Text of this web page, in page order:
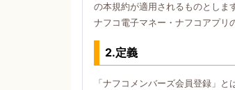
の本規約が適用されるものとしま
ナフコ電子マネー・ナフコアプリ
2.定義
「ナフコメンバーズ会員登録」